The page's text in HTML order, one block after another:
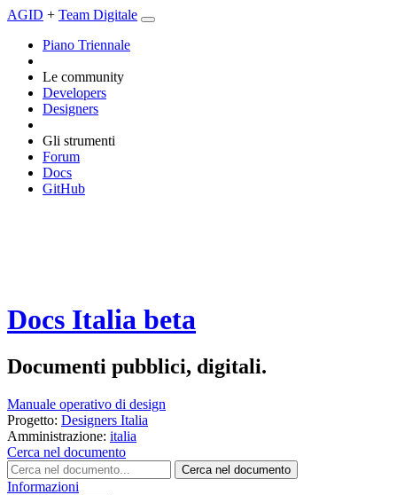
AGID + Team Digitale
Piano Triennale
Le community
Developers
Designers
Gli strumenti
Forum
Docs
GitHub
Docs Italia beta
Documenti pubblici, digitali.
Manuale operativo di design
Progetto: Designers Italia
Amministrazione: italia
Cerca nel documento
Cerca nel documento
Informazioni